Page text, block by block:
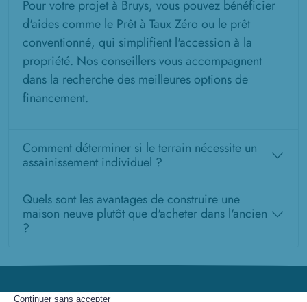
Pour votre projet à Bruys, vous pouvez bénéficier
d'aides comme le Prêt à Taux Zéro ou le prêt
conventionné, qui simplifient l'accession à la
propriété. Nos conseillers vous accompagnent
dans la recherche des meilleures options de
financement.
Comment déterminer si le terrain nécessite un
assainissement individuel ?
Quels sont les avantages de construire une
maison neuve plutôt que d'acheter dans l'ancien
?